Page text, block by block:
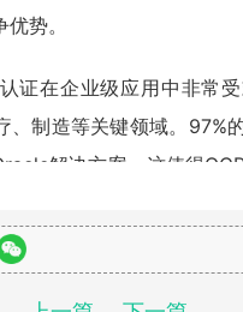
势。
证在企业级应用中非常
、制造等关键领域。97%
解决方案，这使得
证考试的费用相对较高，
库领域能有所收获，那么